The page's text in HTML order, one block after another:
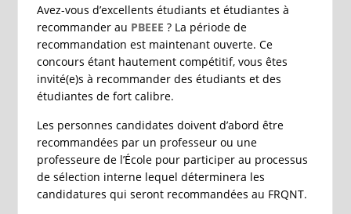
Avez-vous d’excellents étudiants et étudiantes à
recommander au PBEEE ? La période de
recommandation est maintenant ouverte. Ce
concours étant hautement compétitif, vous êtes
invité(e)s à recommander des étudiants et des
étudiantes de fort calibre.
Les personnes candidates doivent d’abord être
recommandées par un professeur ou une
professeure de l’École pour participer au processus
de sélection interne lequel déterminera les
candidatures qui seront recommandées au FRQNT.